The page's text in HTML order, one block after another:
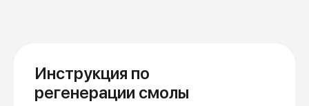
Инструкция по
регенерации смолы